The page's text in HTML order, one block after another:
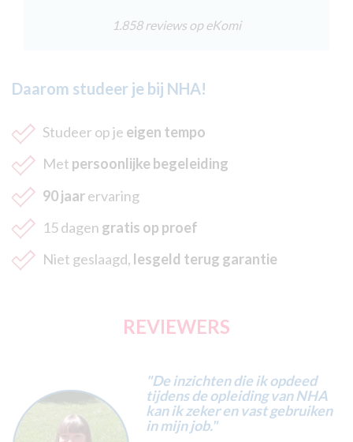
1.858 reviews op eKomi
Daarom studeer je bij NHA!
Studeer op je eigen tempo
Met persoonlijke begeleiding
90 jaarervaring
15 dagen gratis op proef
Niet geslaagd, lesgeld terug garantie
REVIEWERS
"De inzichten die ik opdeed
tijdens de opleiding van NHA
kan ik zeker en vast gebruiken
in mijn job."